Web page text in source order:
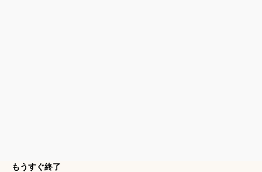
もうすぐ終了